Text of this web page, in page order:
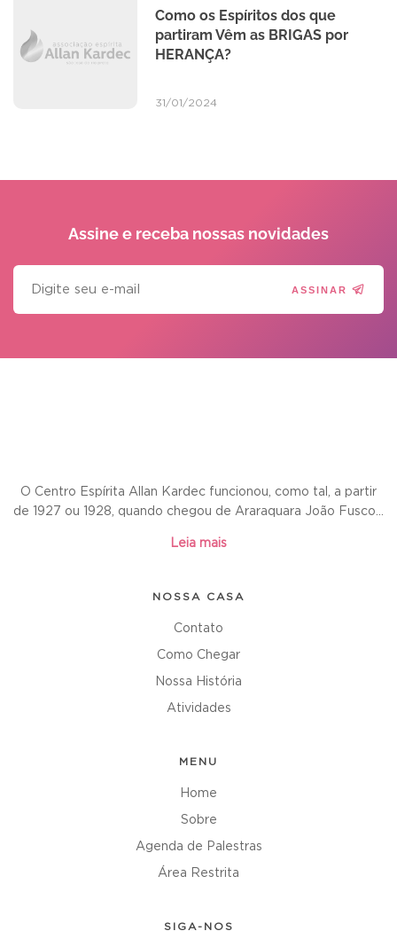
Como os Espíritos dos que
partiram Vêm as BRIGAS por
HERANÇA?
31/01/2024
Assine e receba nossas novidades
ASSINAR
O Centro Espírita Allan Kardec funcionou, como tal, a partir
de 1927 ou 1928, quando chegou de Araraquara João Fusco...
Leia mais
NOSSA CASA
Contato
Como Chegar
Nossa História
Atividades
MENU
Home
Sobre
Agenda de Palestras
Área Restrita
SIGA-NOS